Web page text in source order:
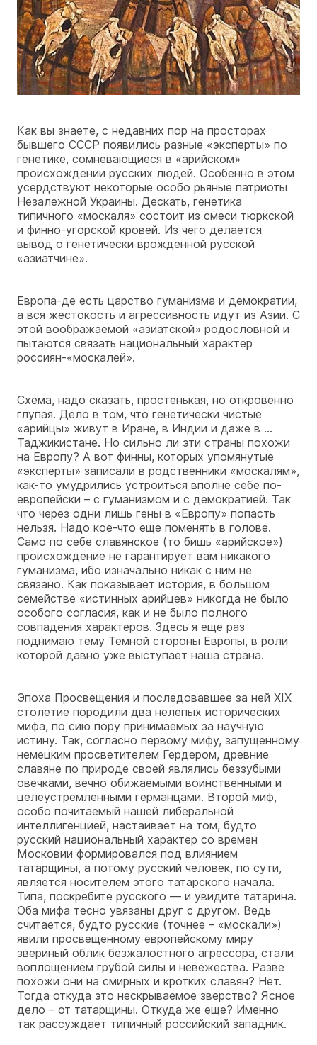
Как вы знаете, с недавних пор на просторах
бывшего СССР появились разные «эксперты» по
генетике, сомневающиеся в «арийском»
происхождении русских людей. Особенно в этом
усердствуют некоторые особо рьяные патриоты
Незалежной Украины. Дескать, генетика
типичного «москаля» состоит из смеси тюркской
и финно-угорской кровей. Из чего делается
вывод о генетически врожденной русской
«азиатчине».
Европа-де есть царство гуманизма и демократии,
а вся жестокость и агрессивность идут из Азии. С
этой воображаемой «азиатской» родословной и
пытаются связать национальный характер
россиян-«москалей».
Схема, надо сказать, простенькая, но откровенно
глупая. Дело в том, что генетически чистые
«арийцы» живут в Иране, в Индии и даже в …
Таджикистане. Но сильно ли эти страны похожи
на Европу? А вот финны, которых упомянутые
«эксперты» записали в родственники «москалям»,
как-то умудрились устроиться вполне себе по-
европейски – с гуманизмом и с демократией. Так
что через одни лишь гены в «Европу» попасть
нельзя. Надо кое-что еще поменять в голове.
Само по себе славянское (то бишь «арийское»)
происхождение не гарантирует вам никакого
гуманизма, ибо изначально никак с ним не
связано. Как показывает история, в большом
семействе «истинных арийцев» никогда не было
особого согласия, как и не было полного
совпадения характеров. Здесь я еще раз
поднимаю тему Темной стороны Европы, в роли
которой давно уже выступает наша страна.
Эпоха Просвещения и последовавшее за ней XIX
столетие породили два нелепых исторических
мифа, по сию пору принимаемых за научную
истину. Так, согласно первому мифу, запущенному
немецким просветителем Гердером, древние
славяне по природе своей являлись беззубыми
овечками, вечно обижаемыми воинственными и
целеустремленными германцами. Второй миф,
особо почитаемый нашей либеральной
интеллигенцией, настаивает на том, будто
русский национальный характер со времен
Московии формировался под влиянием
татарщины, а потому русский человек, по сути,
является носителем этого татарского начала.
Типа, поскребите русского — и увидите татарина.
Оба мифа тесно увязаны друг с другом. Ведь
считается, будто русские (точнее – «москали»)
явили просвещенному европейскому миру
звериный облик безжалостного агрессора, стали
воплощением грубой силы и невежества. Разве
похожи они на смирных и кротких славян? Нет.
Тогда откуда это нескрываемое зверство? Ясное
дело – от татарщины. Откуда же еще? Именно
так рассуждает типичный российский западник.